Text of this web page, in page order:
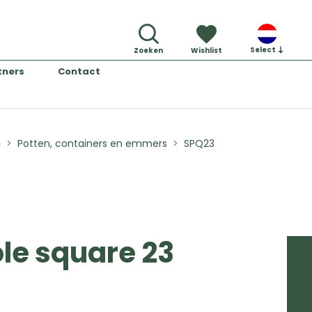
Zoeken Wishlist Select
Contact
Potten, containers en emmers SPQ23
square 23